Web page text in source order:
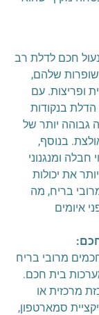
חכם לדלת רב
שלהם,
ופריצות. עם
בנקודות
גבוהה יותר של
בנוסף,
חבלה ומנגנוני
את יכולות
בריח, מה
איומים
מרובי בריח
בית חכם.
מרכזית או
סמארטפון,